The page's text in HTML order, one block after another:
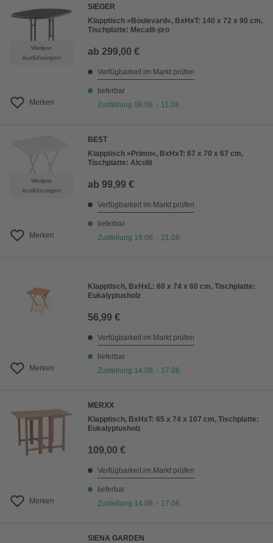
Weitere
Ausführungen
Merken
SIEGER
Klapptisch »Boulevard«, BxHxT: 140 x 72 x 90 cm,
Tischplatte: Mecalit-pro
ab 299,00 €
Verfügbarkeit im Markt prüfen
lieferbar
Zustellung 08.08. - 11.08.
Weitere
Ausführungen
Merken
BEST
Klapptisch »Primo«, BxHxT: 67 x 70 x 67 cm,
Tischplatte: Alcolit
ab 99,99 €
Verfügbarkeit im Markt prüfen
lieferbar
Zustellung 19.08. - 21.08.
Merken
Klapptisch, BxHxL: 60 x 74 x 60 cm, Tischplatte:
Eukalyptusholz
56,99 €
Verfügbarkeit im Markt prüfen
lieferbar
Zustellung 14.08. - 17.08.
Merken
MERXX
Klapptisch, BxHxT: 65 x 74 x 107 cm, Tischplatte:
Eukalyptusholz
109,00 €
Verfügbarkeit im Markt prüfen
lieferbar
Zustellung 14.08. - 17.08.
SIENA GARDEN